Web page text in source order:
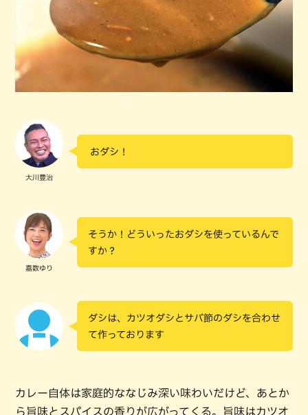
大川豊治
おダシ！
嘉数ゆり
そうか！どういったおダシを使っているんで
すか？
ダシは、カツオダシとサバ節のダシを合わせ
て作っております
カレー自体は家庭的ななじみ深い味わいだけど、あとか
ら旨味とスパイスの香りが広がってくる。旨味はカツオ